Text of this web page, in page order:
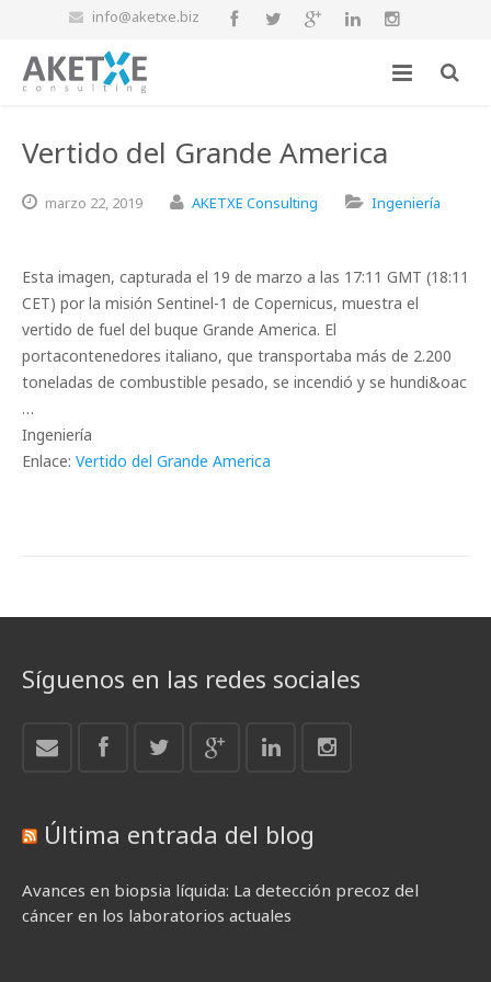
info@aketxe.biz
Vertido del Grande America
marzo 22, 2019 AKETXE Consulting Ingeniería
Esta imagen, capturada el 19 de marzo a las 17:11 GMT (18:11
CET) por la misión Sentinel-1 de Copernicus, muestra el
vertido de fuel del buque Grande America. El
portacontenedores italiano, que transportaba más de 2.200
toneladas de combustible pesado, se incendió y se hundi&oac
…
Ingeniería
Enlace: Vertido del Grande America
Síguenos en las redes sociales
Última entrada del blog
Avances en biopsia líquida: La detección precoz del
cáncer en los laboratorios actuales